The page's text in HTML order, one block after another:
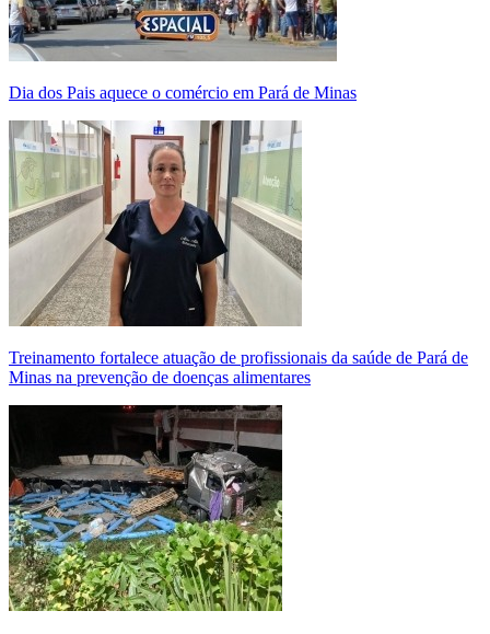
Dia dos Pais aquece o comércio em Pará de Minas
Treinamento fortalece atuação de profissionais da saúde de Pará de
Minas na prevenção de doenças alimentares